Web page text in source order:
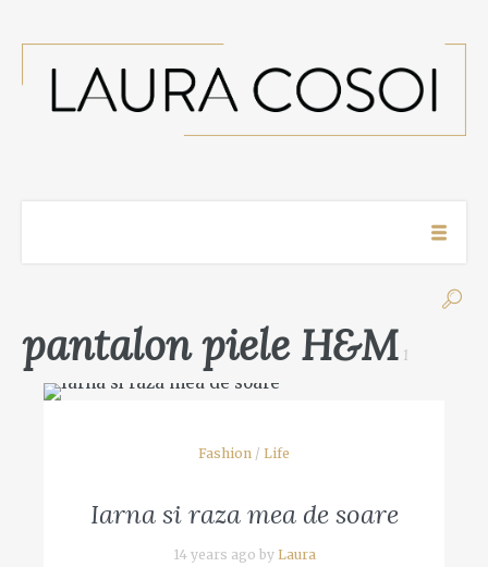
pantalon piele H&M 1
Fashion / Life
Iarna si raza mea de soare
14 years ago by Laura